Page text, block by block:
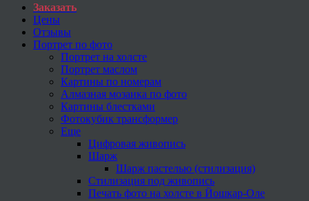
Заказать
Цены
Отзывы
Портрет по фото
Портрет на холсте
Портрет маслом
Картины по номерам
Алмазная мозаика по фото
Картины блестками
Фотокубик трансформер
Еще
Цифровая живопись
Шарж
Шарж пастелью (стилизация)
Стилизация под живопись
Печать фото на холсте в Йошкар-Оле